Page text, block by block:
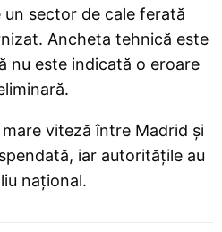
sector de cale ferată
Ancheta tehnică este
nu este indicată o eroare
viteză între Madrid și
iar autoritățile au
național.